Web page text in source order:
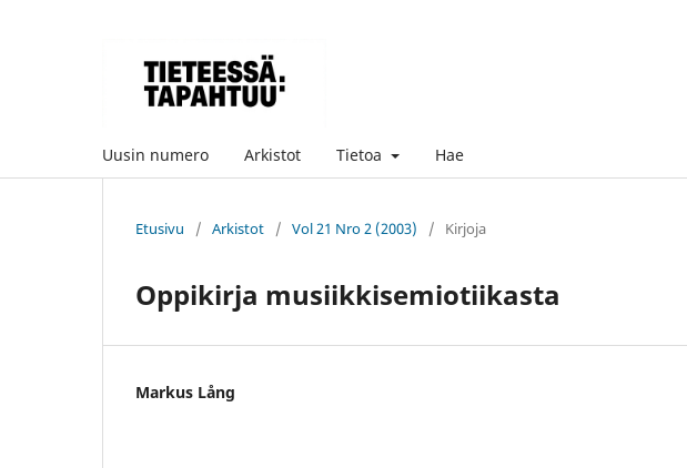
Uusin numero Arkistot Tietoa Hae
Etusivu / Arkistot / Vol 21 Nro 2 (2003) / Kirjoja
Oppikirja musiikkisemiotiikasta
Markus Lång